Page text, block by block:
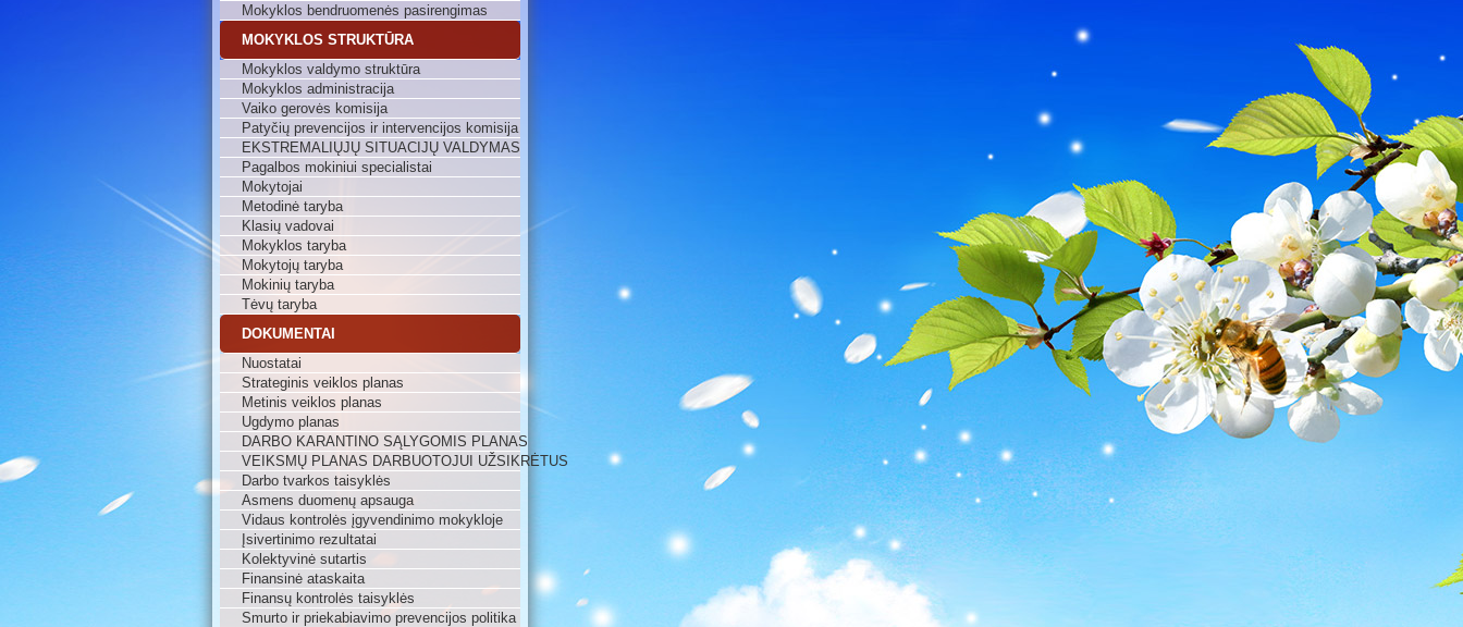
Mokyklos bendruomenės pasirengimas
MOKYKLOS STRUKTŪRA
Mokyklos valdymo struktūra
Mokyklos administracija
Vaiko gerovės komisija
Patyčių prevencijos ir intervencijos komisija
EKSTREMALIŲJŲ SITUACIJŲ VALDYMAS
Pagalbos mokiniui specialistai
Mokytojai
Metodinė taryba
Klasių vadovai
Mokyklos taryba
Mokytojų taryba
Mokinių taryba
Tėvų taryba
DOKUMENTAI
Nuostatai
Strateginis veiklos planas
Metinis veiklos planas
Ugdymo planas
DARBO KARANTINO SĄLYGOMIS PLANAS
VEIKSMŲ PLANAS DARBUOTOJUI UŽSIKRĖTUS
Darbo tvarkos taisyklės
Asmens duomenų apsauga
Vidaus kontrolės įgyvendinimo mokykloje
Įsivertinimo rezultatai
Kolektyvinė sutartis
Finansinė ataskaita
Finansų kontrolės taisyklės
Smurto ir priekabiavimo prevencijos politika